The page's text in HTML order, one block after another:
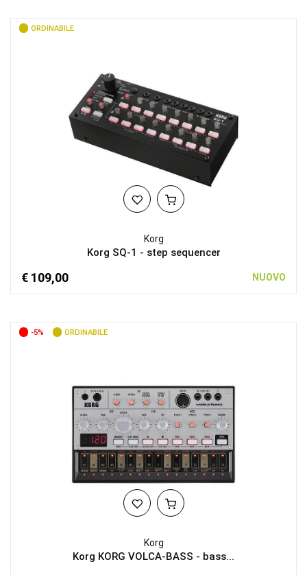
ORDINABILE
Korg
Korg SQ-1 - step sequencer
€ 109,00 NUOVO
-5% ORDINABILE
Korg
Korg KORG VOLCA-BASS - bass...